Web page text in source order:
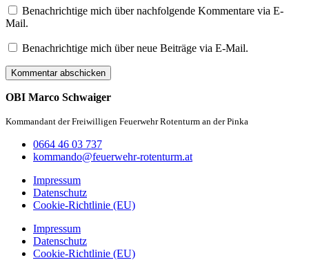
Benachrichtige mich über nachfolgende Kommentare via E-
Mail.
Benachrichtige mich über neue Beiträge via E-Mail.
OBI Marco Schwaiger
Kommandant der Freiwilligen Feuerwehr Rotenturm an der Pinka
0664 46 03 737
kommando@feuerwehr-rotenturm.at
Impressum
Datenschutz
Cookie-Richtlinie (EU)
Impressum
Datenschutz
Cookie-Richtlinie (EU)